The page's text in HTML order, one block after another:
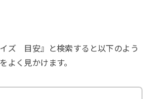
ズ 目安』と検索すると以下のよう
よく見かけます。